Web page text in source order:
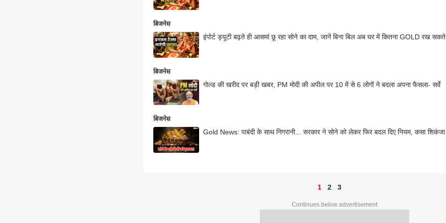
बिजनेस
इंपोर्ट ड्यूटी बढ़ते ही आसमां छू रहा सोने का दाम, जानें बिना बिल अब घर में कितना GOLD रख
बिजनेस
गोल्ड की खरीद पर बड़ी खबर, PM मोदी की अपील पर 10 में से 6 लोगों ने बदला अपना फैसला- सर्वे
बिजनेस
Gold News: पाबंदी के साथ निगरानी... सरकार ने सोने को लेकर फिर बदल दिए नियम, कसा शिकंजा
1 2 3
Continues below advertisement